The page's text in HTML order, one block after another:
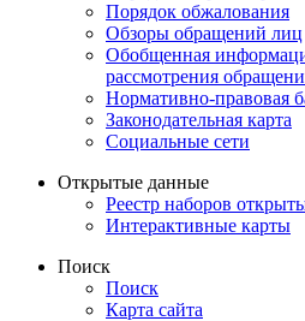
Порядок обжалования
Обзоры обращений лиц
Обобщенная
рассмотрения
Нормативно-правовая
Законодательная карта
Социальные сети
Открытые данные
Реестр наборов
Интерактивные карты
Поиск
Поиск
Карта сайта